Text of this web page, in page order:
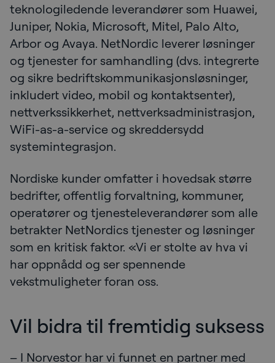
teknologiledende leverandører som Huawei,
Juniper, Nokia, Microsoft, Mitel, Palo Alto,
Arbor og Avaya. NetNordic leverer løsninger
og tjenester for samhandling (dvs. integrerte
og sikre bedriftskommunikasjonsløsninger,
inkludert video, mobil og kontaktsenter),
nettverkssikkerhet, nettverksadministrasjon,
WiFi-as-a-service og skreddersydd
systemintegrasjon.
Nordiske kunder omfatter i hovedsak større
bedrifter, offentlig forvaltning, kommuner,
operatører og tjenesteleverandører som alle
betrakter NetNordics tjenester og løsninger
som en kritisk faktor. «Vi er stolte av hva vi
har oppnådd og ser spennende
vekstmuligheter foran oss.
Vil bidra til fremtidig suksess
– I Norvestor har vi funnet en partner med